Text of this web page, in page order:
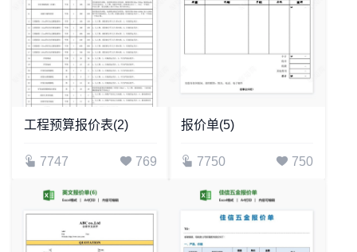
工程预算报价表(2)
7747 769
报价单(5)
7750 750